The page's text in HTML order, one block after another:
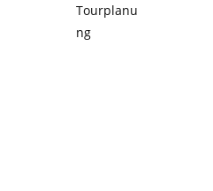
Tourplanu
ng